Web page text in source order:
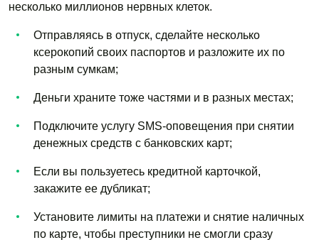
несколько миллионов нервных клеток.
Отправляясь в отпуск, сделайте несколько
ксерокопий своих паспортов и разложите их по
разным сумкам;
Деньги храните тоже частями и в разных местах;
Подключите услугу SMS-оповещения при снятии
денежных средств с банковских карт;
Если вы пользуетесь кредитной карточкой,
закажите ее дубликат;
Установите лимиты на платежи и снятие наличных
по карте, чтобы преступники не смогли сразу